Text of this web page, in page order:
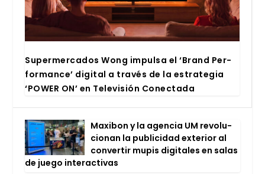
Super­mer­ca­dos Wong impul­sa el ‘Brand Per­
for­man­ce’ digi­tal a tra­vés de la estra­te­gia
‘POWER ON’ en Tele­vi­sión Conec­ta­da
Maxi­bon y la agen­cia UM revo­lu­
cio­nan la publi­ci­dad exte­rior al
con­ver­tir mupis digi­ta­les en salas
de jue­go inter­ac­ti­vas